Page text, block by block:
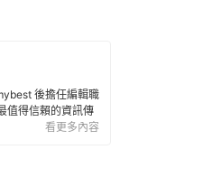
後擔任編輯職
值得信賴的資訊傳
看更多內容